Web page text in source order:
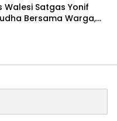
Walesi Satgas Yonif
Bersama Warga,
di Bukit Walesi